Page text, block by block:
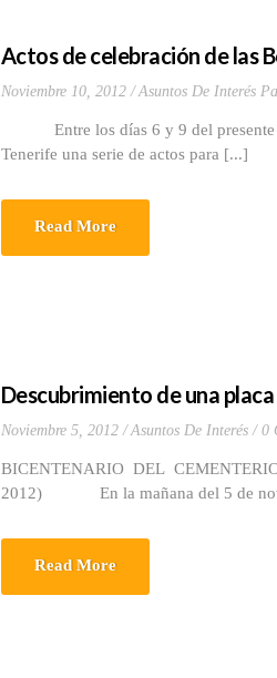
Actos de celebración de las
Noviembre 10, 2012 Asuntos De Interés
Entre los días 6 y 9 del presente
Tenerife una serie de actos para [...]
Read More
Descubrimiento de una
Noviembre 5, 2012 Asuntos De Interés 0
BICENTENARIO DEL
2012) En la mañana del 5 de
Read More